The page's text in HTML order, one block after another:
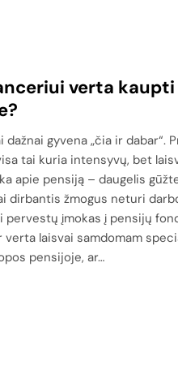
verta kaupti
dažnai gyvena „čia ir dabar“.
tai kuria intensyvų, bet
apie pensiją – daugelis
dirbantis žmogus neturi
pervestų įmokas į pensijų
verta laisvai samdomam
pensijoje, ar…